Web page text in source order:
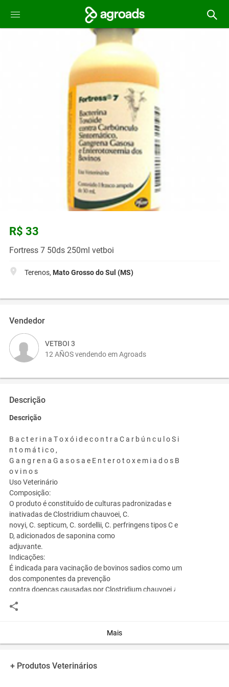
R$ 33
Fortress 7 50ds 250ml vetboi
Terenos, Mato Grosso do Sul (MS)
Vendedor
VETBOI 3
12 AÑOS vendendo em Agroads
Descrição
Descrição
B a c t e r i n a T o x ó i d e c o n t r a C a r b ú n c u l o S i
n t o m á t i c o ,
G a n g r e n a G a s o s a e E n t e r o t o x e m i a d o s B
o v i n o s
Uso Veterinário
Composição:
O produto é constituído de culturas padronizadas e
inativadas de Clostridium chauvoei, C.
novyi, C. septicum, C. sordellii, C. perfringens tipos C e
D, adicionados de saponina como
adjuvante.
Indicações:
É indicada para vacinação de bovinos sadios como um
dos componentes da prevenção
contra doenças causadas por Clostridium chauvoei ¿
septicum ¿ novyi ¿ sordellii ¿
perfringens tipos C e D, nesta espécie animal. Embora
perfringens tipo B não sejam um problema significante
em muitos locais, imunidade
toxina do tipo C e do toxóide epsilon
Mais
+ Produtos Veterinários